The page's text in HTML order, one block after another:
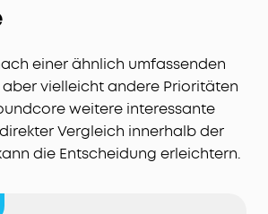
einer ähnlich umfassenden
aber vielleicht andere Prioritäten
weitere interessante
Vergleich innerhalb der
die Entscheidung erleichtern.